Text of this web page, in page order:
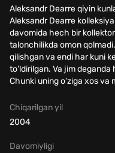
Aleksandr Dearre qiyin
Aleksandr Dearre
davomida hech bir
talonchilikda omon
qilishgan va endi har kuni
to'ldirilgan. Va jim
Chunki uning o'ziga xos va
Chiqarilgan yil
2004
Davomiyligi